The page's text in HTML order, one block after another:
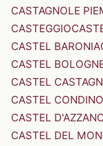
CASTAGNOLE
CASTEGGIO
CASTEL BARONIA
CASTEL
CASTEL
CASTEL CONDINO
CASTEL
CASTEL DEL